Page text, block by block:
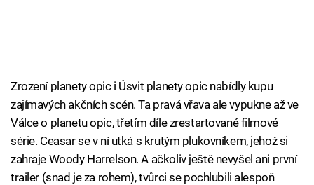
Zrození planety opic i Úsvit planety opic nabídly kupu
zajímavých akčních scén. Ta pravá vřava ale vypukne až ve
Válce o planetu opic, třetím díle zrestartované filmové
série. Ceasar se v ní utká s krutým plukovníkem, jehož si
zahraje Woody Harrelson. A ačkoliv ještě nevyšel ani první
trailer (snad je za rohem), tvůrci se pochlubili alespoň